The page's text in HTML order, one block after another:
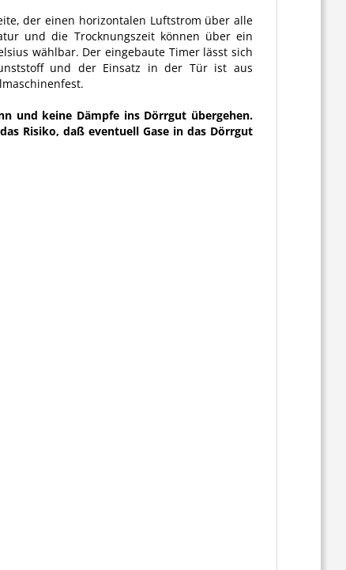
der einen horizontalen Luftstrom über alle
und die Trocknungszeit können über ein
wählbar. Der eingebaute Timer lässt sich
und der Einsatz in der Tür ist aus
und keine Dämpfe ins Dörrgut übergehen.
Risiko, daß eventuell Gase in das Dörrgut